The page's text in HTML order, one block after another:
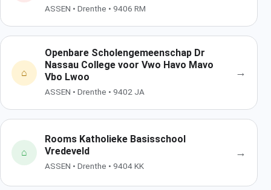
ASSEN • Drenthe • 9406 RM
⌂
Openbare Scholengemeenschap Dr
Nassau College voor Vwo Havo Mavo
Vbo Lwoo
ASSEN • Drenthe • 9402 JA
→
⌂
Rooms Katholieke Basisschool
Vredeveld
ASSEN • Drenthe • 9404 KK
→